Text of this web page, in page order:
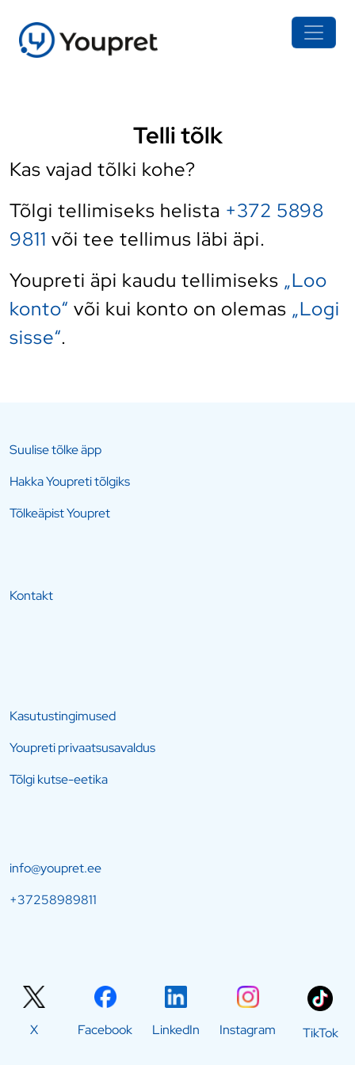
Telli tõlk
Kas vajad tõlki kohe?
Tõlgi tellimiseks helista +372 5898
9811 või tee tellimus läbi äpi.
Youpreti äpi kaudu tellimiseks „Loo
konto“ või kui konto on olemas „Logi
sisse“.
Suulise tõlke äpp
Hakka Youpreti tõlgiks
Tõlkeäpist Youpret
Kontakt
Kasutustingimused
Youpreti privaatsusavaldus
Tõlgi kutse-eetika
info@youpret.ee
+37258989811
X Facebook LinkedIn Instagram TikTok